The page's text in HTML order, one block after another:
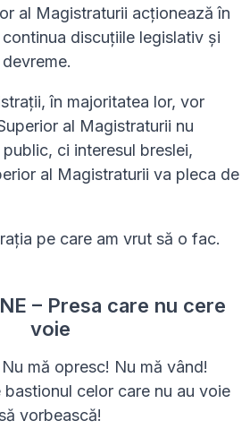
al Magistraturii acționează în
discuțiile legislativ și
în majoritatea lor, vor
al Magistraturii nu
ci interesul breslei,
al Magistraturii va pleca de
pe care am vrut să o fac.
– Presa care nu cere
voie
mă opresc! Nu mă vând!
bastionul celor care nu au voie
vorbească!